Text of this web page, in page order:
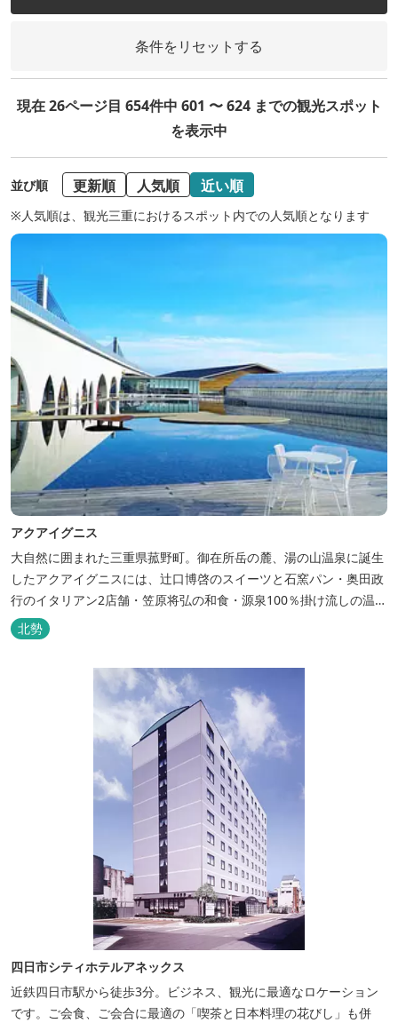
条件をリセットする
現在 26ページ目 654件中 601 〜 624 までの観光スポット
を表示中
並び順 更新順 人気順 近い順
※人気順は、観光三重におけるスポット内での人気順となります
アクアイグニス
大自然に囲まれた三重県菰野町。御在所岳の麓、湯の山温泉に誕生
したアクアイグニスには、辻󠄀口博啓のスイーツと石窯パン・奥田政
行のイタリアン2店舗・笠原将弘の和食・源泉100％掛け流しの温
泉・宿泊棟・離れ宿・苺ハウス・ギャラリーなど、様々な『癒し』
と『食』が集結しております。 【『癒し』の追求 】 ◆源泉100%
掛け流し「片岡温泉」 片岡温泉は、地下1,200ｍより湯口で約42℃
北勢
四日市シティホテルアネックス
近鉄四日市駅から徒歩3分。ビジネス、観光に最適なロケーション
です。ご会食、ご会合に最適の「喫茶と日本料理の花びし」も併